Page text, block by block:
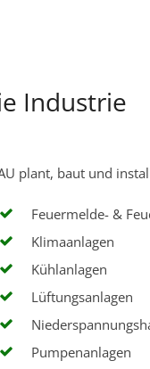
Industrie
plant, baut und
Feuermelde- &
Klimaanlagen
Kühlanlagen
Lüftungsanlagen
Pumpenanlagen